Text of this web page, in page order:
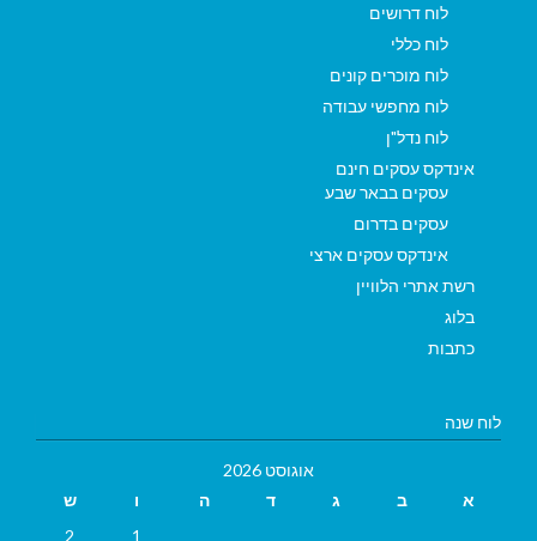
לוח דרושים
לוח כללי
לוח מוכרים קונים
לוח מחפשי עבודה
לוח נדל"ן
אינדקס עסקים חינם
עסקים בבאר שבע
עסקים בדרום
אינדקס עסקים ארצי
רשת אתרי הלוויין
בלוג
כתבות
לוח שנה
אוגוסט 2026
א
ב ג ד ה ו
ש
1
2